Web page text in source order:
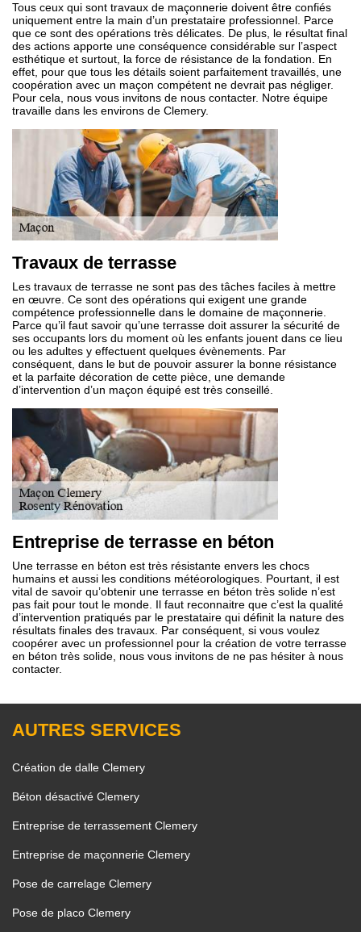
Tous ceux qui sont travaux de maçonnerie doivent être confiés
uniquement entre la main d’un prestataire professionnel. Parce
que ce sont des opérations très délicates. De plus, le résultat final
des actions apporte une conséquence considérable sur l’aspect
esthétique et surtout, la force de résistance de la fondation. En
effet, pour que tous les détails soient parfaitement travaillés, une
coopération avec un maçon compétent ne devrait pas négliger.
Pour cela, nous vous invitons de nous contacter. Notre équipe
travaille dans les environs de Clemery.
Travaux de terrasse
Les travaux de terrasse ne sont pas des tâches faciles à mettre
en œuvre. Ce sont des opérations qui exigent une grande
compétence professionnelle dans le domaine de maçonnerie.
Parce qu’il faut savoir qu’une terrasse doit assurer la sécurité de
ses occupants lors du moment où les enfants jouent dans ce lieu
ou les adultes y effectuent quelques évènements. Par
conséquent, dans le but de pouvoir assurer la bonne résistance
et la parfaite décoration de cette pièce, une demande
d’intervention d’un maçon équipé est très conseillé.
Entreprise de terrasse en béton
Une terrasse en béton est très résistante envers les chocs
humains et aussi les conditions météorologiques. Pourtant, il est
vital de savoir qu’obtenir une terrasse en béton très solide n’est
pas fait pour tout le monde. Il faut reconnaitre que c’est la qualité
d’intervention pratiqués par le prestataire qui définit la nature des
résultats finales des travaux. Par conséquent, si vous voulez
coopérer avec un professionnel pour la création de votre terrasse
en béton très solide, nous vous invitons de ne pas hésiter à nous
contacter.
AUTRES SERVICES
Création de dalle Clemery
Béton désactivé Clemery
Entreprise de terrassement Clemery
Entreprise de maçonnerie Clemery
Pose de carrelage Clemery
Pose de placo Clemery